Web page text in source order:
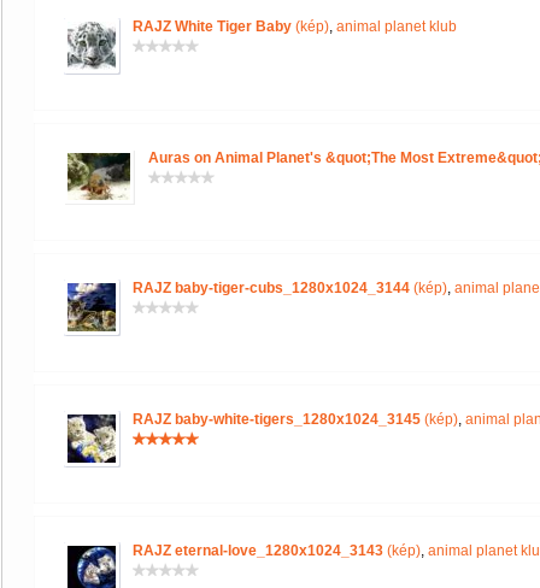
RAJZ White Tiger Baby (kép), animal planet klub
Auras on Animal Planet's &quot;The Most
RAJZ baby-tiger-cubs_1280x1024_3144 (kép), animal
RAJZ baby-white-tigers_1280x1024_3145 (kép), animal
RAJZ eternal-love_1280x1024_3143 (kép), animal planet